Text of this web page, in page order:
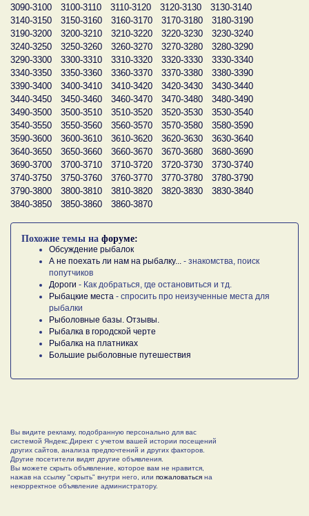
3090-3100
3100-3110 3110-3120 3120-3130
3130-3140
3140-3150
3150-3160 3160-3170 3170-3180
3180-3190
3190-3200
3200-3210 3210-3220 3220-3230
3230-3240
3240-3250
3250-3260 3260-3270 3270-3280
3280-3290
3290-3300
3300-3310 3310-3320 3320-3330
3330-3340
3340-3350
3350-3360 3360-3370 3370-3380
3380-3390
3390-3400
3400-3410 3410-3420 3420-3430
3430-3440
3440-3450
3450-3460 3460-3470 3470-3480
3480-3490
3490-3500
3500-3510 3510-3520 3520-3530
3530-3540
3540-3550
3550-3560 3560-3570 3570-3580
3580-3590
3590-3600
3600-3610 3610-3620 3620-3630
3630-3640
3640-3650
3650-3660 3660-3670 3670-3680
3680-3690
3690-3700
3700-3710 3710-3720 3720-3730
3730-3740
3740-3750
3750-3760 3760-3770 3770-3780
3780-3790
3790-3800
3800-3810 3810-3820 3820-3830
3830-3840
3840-3850
3850-3860 3860-3870
Похожие темы на форуме:
Обсуждение рыбалок
А не поехать ли нам на рыбалку...
- знакомства, поиск
попутчиков
Дороги - Как добраться, где остановиться и тд.
Рыбацкие места - спросить про неизученные места для
рыбалки
Рыболовные базы. Отзывы.
Рыбалка в городской черте
Рыбалка на платниках
Большие рыболовные путешествия
Вы видите рекламу, подобранную персонально для вас
системой Яндекс.Директ с учетом вашей истории посещений
других сайтов, анализа предпочтений и других факторов.
Другие посетители видят другие объявления.
Вы можете скрыть объявление, которое вам не нравится,
нажав на ссылку "скрыть" внутри него, или пожаловаться на
некорректное объявление администратору.